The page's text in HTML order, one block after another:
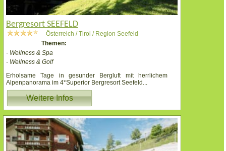
Bergresort SEEFELD
Österreich / Tirol / Region Seefeld
Themen:
- Wellness & Spa
- Wellness & Golf
Erholsame Tage in gesunder Bergluft mit herrlichem
Alpenpanorama im 4*Superior Bergresort Seefeld
Weitere Infos